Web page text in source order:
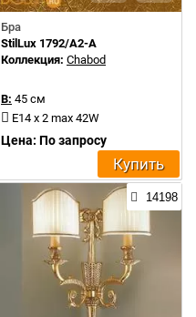
Бра
StilLux 1792/A2-A
Коллекция: Chabod
В: 45 см
E14 x 2 max 42W
Цена: По запросу
Купить
14198